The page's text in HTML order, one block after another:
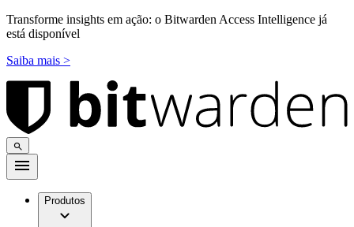
Transforme insights em ação: o Bitwarden Access Intelligence já
está disponível
Saiba mais >
Produtos